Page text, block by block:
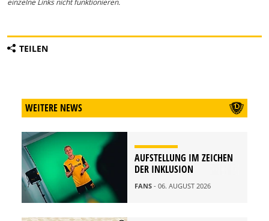
einzelne Links nicht funktionieren.
TEILEN
WEITERE NEWS
AUFSTELLUNG IM ZEICHEN
DER INKLUSION
FANS - 06. AUGUST 2026